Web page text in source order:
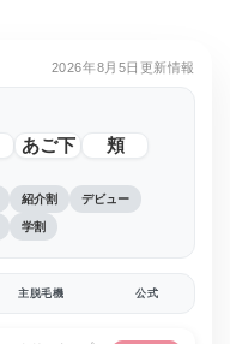
2026年8月5日更新情報
あご下
頬
紹介割 デビュー
学割
主脱毛機 公式